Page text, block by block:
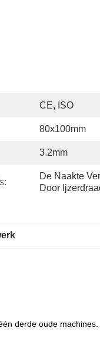
CE, ISO
80x100mm
3.2mm
De Naakte
Door
derde oude machines.